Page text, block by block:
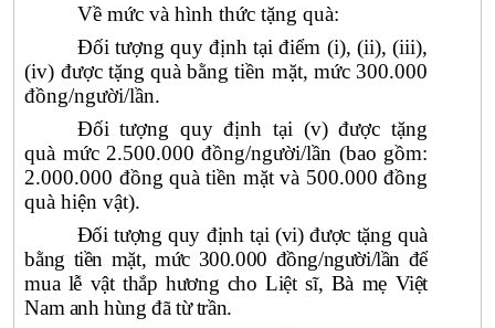
Về mức và hình thức tặng quà:
Đối tượng quy định tại điểm (i), (ii), (iii),
(iv) được tặng quà bằng tiền mặt, mức 300.000
đồng/người/lần.
Đối tượng quy định tại (v) được tặng
quà mức 2.500.000 đồng/người/lần (bao gồm:
2.000.000 đồng quà tiền mặt và 500.000 đồng
quà hiện vật).
Đối tượng quy định tại (vi) được tặng quà
bằng tiền mặt, mức 300.000 đồng/người/lần để
mua lễ vật thắp hương cho Liệt sĩ, Bà mẹ Việt
Nam anh hùng đã từ trần.